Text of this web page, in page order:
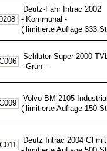
Deutz-Fahr Intrac 2002
- Kommunal -
( limitierte Auflage 333
Schluter Super 2000
- Grün -
Volvo BM 2105
( limitierte Auflage 150
Deutz Intrac 2004 Gl